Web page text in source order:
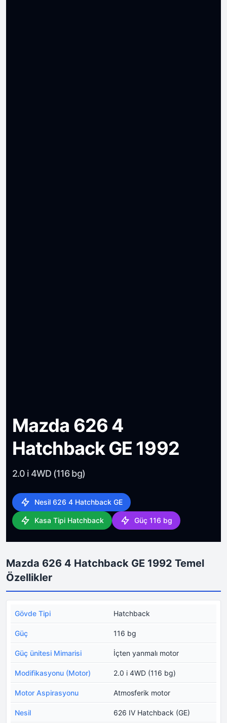
Mazda 626 4
Hatchback GE 1992
2.0 i 4WD (116 bg)
Nesil 626 4 Hatchback GE
Kasa Tipi Hatchback Güç 116 bg
Mazda 626 4 Hatchback GE 1992 Temel
Özellikler
Gövde Tipi Hatchback
Güç 116 bg
Güç ünitesi Mimarisi İçten yanmalı motor
Modifikasyonu (Motor) 2.0 i 4WD (116 bg)
Motor Aspirasyonu Atmosferik motor
Nesil 626 IV Hatchback (GE)